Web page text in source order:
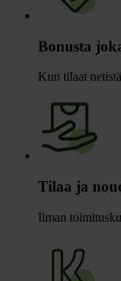
Bonusta
Kun tilaat netistä
Tilaa ja
Ilman